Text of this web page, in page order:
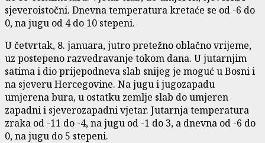
sjeveroistočni. Dnevna temperatura kretaće se od -6 do
0, na jugu od 4 do 10 stepeni.
U četvrtak, 8. januara, jutro pretežno oblačno vrijeme,
uz postepeno razvedravanje tokom dana. U jutarnjim
satima i dio prijepodneva slab snijeg je moguć u Bosni i
na sjeveru Hercegovine. Na jugu i jugozapadu
umjerena bura, u ostatku zemlje slab do umjeren
zapadni i sjeverozapadni vjetar. Jutarnja temperatura
zraka od -11 do -4, na jugu od -1 do 3, a dnevna od -6 do
0, na jugu do 5 stepeni.